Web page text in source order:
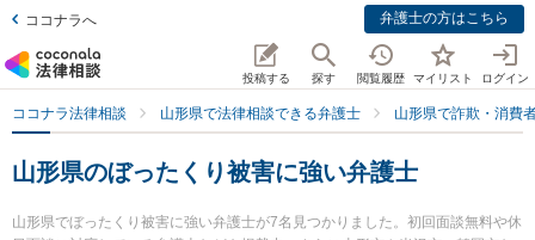
ココナラへ 弁護士の方はこちら
投稿する 探す 閲覧履歴 マイリスト ログイン
ココナラ法律相談 山形県で法律相談できる弁護士 山形県で詐欺・消費
山形県のぼったくり被害に強い弁護士
山形県でぼったくり被害に強い弁護士が7名見つかりました。初回面談無料や休